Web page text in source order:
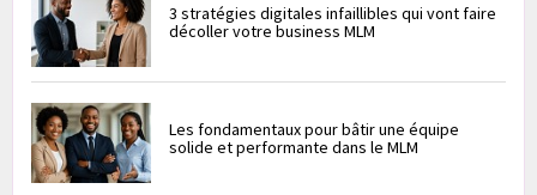
3 stratégies digitales infaillibles qui vont faire
décoller votre business MLM
Les fondamentaux pour bâtir une équipe
solide et performante dans le MLM